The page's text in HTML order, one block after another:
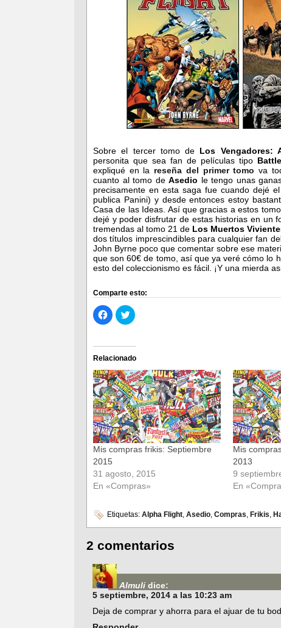
Sobre el tercer tomo de Los Vengadores:
personita que sea fan de películas tipo
expliqué en la reseña del primer tomo va
cuanto al tomo deAsedio le tengo unas
precisamente en esta saga fue cuando dejé
publica Panini) y desde entonces estoy
Casa de las Ideas. Así que gracias a estos
dejé y poder disfrutar de estas historias en un
tremendas al tomo 21 de Los Muertos
dos títulos imprescindibles para cualquier fan
John Byrne poco que comentar sobre ese
que son 60€ de tomo, así que ya veré cómo lo
esto del coleccionismo es fácil. ¡Y una mierda
Comparte esto:
Haz
clic
para
Facebook
(Se
abre
en
una
ventana
nueva)
Haz
clic
Twitter
(Se
abre
en
una
ventana
nueva)
Relacionado
Mis compras frikis: Septiembre
2015
31 agosto, 2015
En «Compras»
Mis
2013
9
En
Etiquetas: Alpha Flight, Asedio, Compras, Frikis,
2 comentarios
Almuli dice:
5 septiembre, 2014 a las 10:23 am
Deja de comprar y ahorra para el ajuar de tu